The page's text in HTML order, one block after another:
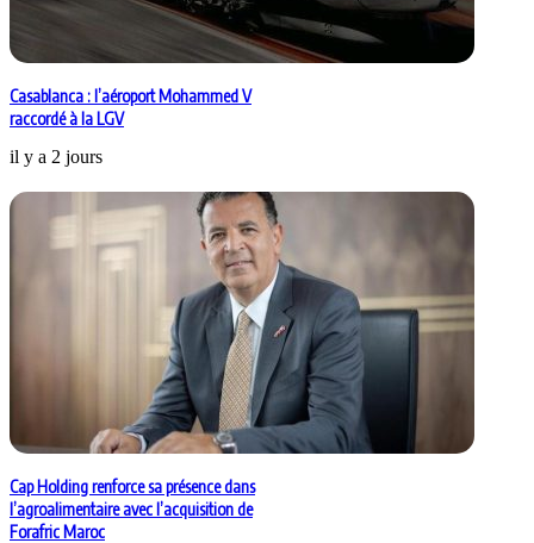
Casablanca : l’aéroport Mohammed V
raccordé à la LGV
il y a 2 jours
Cap Holding renforce sa présence dans
l’agroalimentaire avec l’acquisition de
Forafric Maroc